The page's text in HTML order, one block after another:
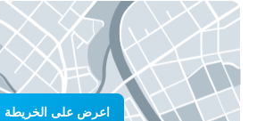
اعرض على الخريطة